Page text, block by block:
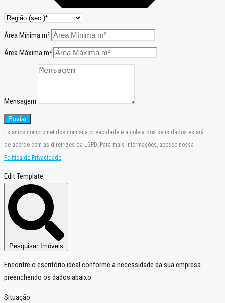
Área Mínima m²
Área Máxima m²
Mensagem
Enviar
Estamos comprometidos com sua privacidade e a coleta dos seus dados estará
de acordo com as diretrizes da LGPD. Para mais informações, acesse nossa
Política de Privacidade.
Edit Template
Pesquisar Imóveis
Encontre o escritório ideal conforme a necessidade da sua empresa
preenchendo os dados abaixo:
Situação